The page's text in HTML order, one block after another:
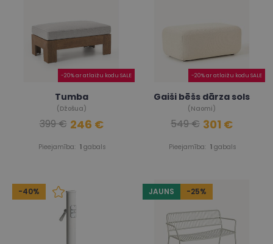
-20% ar atlaižu kodu SALE
Tumba
(Džošua)
Pieejamība: 1 gabals
399 € 246 €
-20% ar atlaižu kodu SALE
Gaiši bēšs dārza sols
(Naomi)
Pieejamība: 1 gabals
549 € 301 €
-40% JAUNS -25%